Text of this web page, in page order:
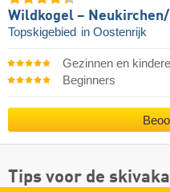
Wildkogel –
Topskigebied in Oostenrijk
Gezinnen en
Beginners
Tips voor de